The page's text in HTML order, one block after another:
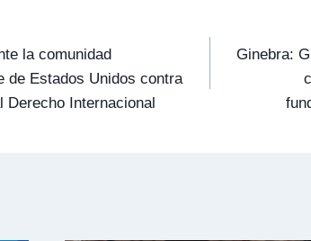
la comunidad
de Estados Unidos contra
Derecho Internacional
Ginebra: